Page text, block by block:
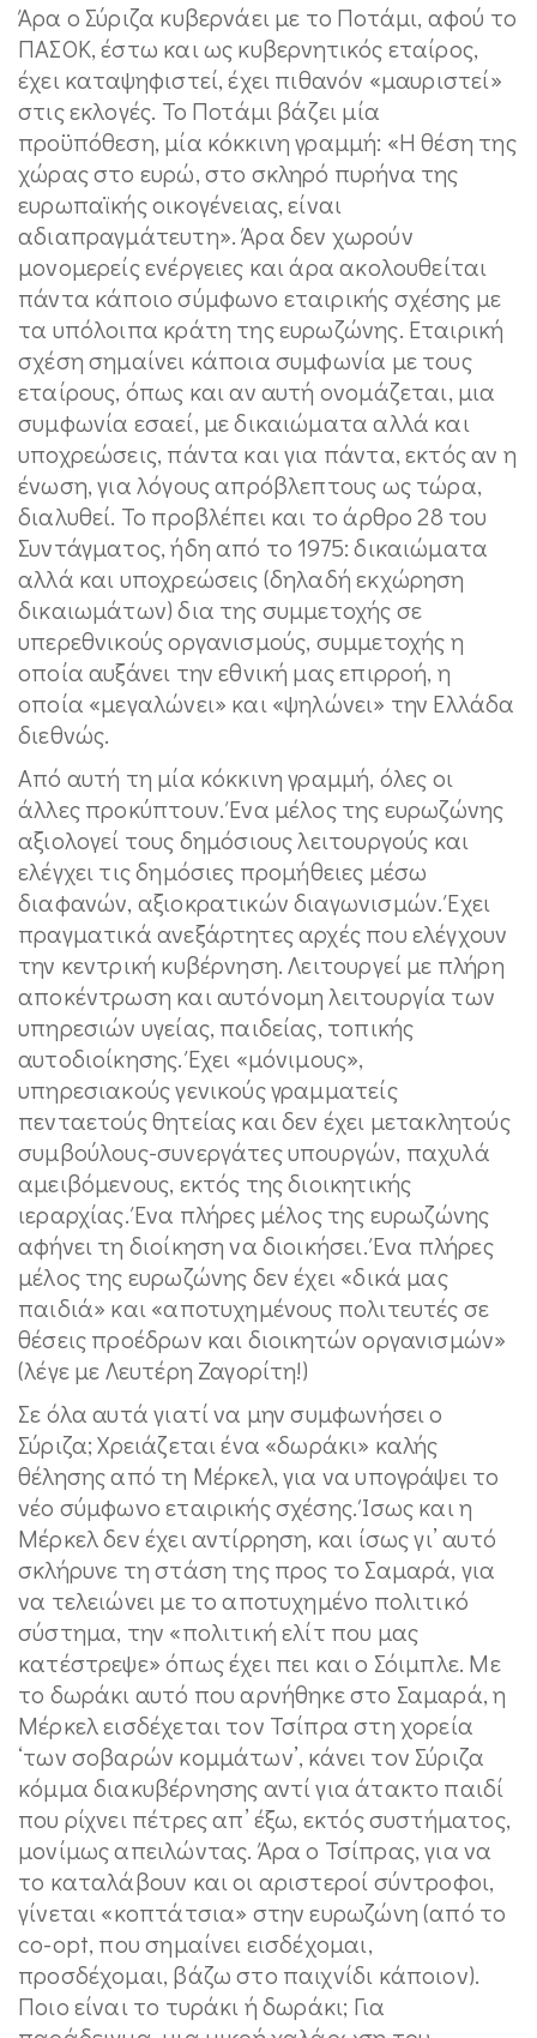
Άρα ο Σύριζα κυβερνάει με το Ποτάμι, αφού το
ΠΑΣΟΚ, έστω και ως κυβερνητικός εταίρος,
έχει καταψηφιστεί, έχει πιθανόν «μαυριστεί»
στις εκλογές. Το Ποτάμι βάζει μία
προϋπόθεση, μία κόκκινη γραμμή: «Η θέση της
χώρας στο ευρώ, στο σκληρό πυρήνα της
ευρωπαϊκής οικογένειας, είναι
αδιαπραγμάτευτη». Άρα δεν χωρούν
μονομερείς ενέργειες και άρα ακολουθείται
πάντα κάποιο σύμφωνο εταιρικής σχέσης με
τα υπόλοιπα κράτη της ευρωζώνης. Εταιρική
σχέση σημαίνει κάποια συμφωνία με τους
εταίρους, όπως και αν αυτή ονομάζεται, μια
συμφωνία εσαεί, με δικαιώματα αλλά και
υποχρεώσεις, πάντα και για πάντα, εκτός αν η
ένωση, για λόγους απρόβλεπτους ως τώρα,
διαλυθεί. Το προβλέπει και το άρθρο 28 του
Συντάγματος, ήδη από το 1975: δικαιώματα
αλλά και υποχρεώσεις (δηλαδή εκχώρηση
δικαιωμάτων) δια της συμμετοχής σε
υπερεθνικούς οργανισμούς, συμμετοχής η
οποία αυξάνει την εθνική μας επιρροή, η
οποία «μεγαλώνει» και «ψηλώνει» την Ελλάδα
διεθνώς.
Από αυτή τη μία κόκκινη γραμμή, όλες οι
άλλες προκύπτουν. Ένα μέλος της ευρωζώνης
αξιολογεί τους δημόσιους λειτουργούς και
ελέγχει τις δημόσιες προμήθειες μέσω
διαφανών, αξιοκρατικών διαγωνισμών. Έχει
πραγματικά ανεξάρτητες αρχές που ελέγχουν
την κεντρική κυβέρνηση. Λειτουργεί με πλήρη
αποκέντρωση και αυτόνομη λειτουργία των
υπηρεσιών υγείας, παιδείας, τοπικής
αυτοδιοίκησης. Έχει «μόνιμους»,
υπηρεσιακούς γενικούς γραμματείς
πενταετούς θητείας και δεν έχει μετακλητούς
συμβούλους-συνεργάτες υπουργών, παχυλά
αμειβόμενους, εκτός της διοικητικής
ιεραρχίας. Ένα πλήρες μέλος της ευρωζώνης
αφήνει τη διοίκηση να διοικήσει. Ένα πλήρες
μέλος της ευρωζώνης δεν έχει «δικά μας
παιδιά» και «αποτυχημένους πολιτευτές σε
θέσεις προέδρων και διοικητών οργανισμών»
(λέγε με Λευτέρη Ζαγορίτη!)
Σε όλα αυτά γιατί να μην συμφωνήσει ο
Σύριζα; Χρειάζεται ένα «δωράκι» καλής
θέλησης από τη Μέρκελ, για να υπογράψει το
νέο σύμφωνο εταιρικής σχέσης. Ίσως και η
Μέρκελ δεν έχει αντίρρηση, και ίσως γι’ αυτό
σκλήρυνε τη στάση της προς το Σαμαρά, για
να τελειώνει με το αποτυχημένο πολιτικό
σύστημα, την «πολιτική ελίτ που μας
κατέστρεψε» όπως έχει πει και ο Σόιμπλε. Με
το δωράκι αυτό που αρνήθηκε στο Σαμαρά, η
Μέρκελ εισδέχεται τον Τσίπρα στη χορεία
‘των σοβαρών κομμάτων’, κάνει τον Σύριζα
κόμμα διακυβέρνησης αντί για άτακτο παιδί
που ρίχνει πέτρες απ’ έξω, εκτός συστήματος,
μονίμως απειλώντας. Άρα ο Τσίπρας, για να
το καταλάβουν και οι αριστεροί σύντροφοι,
γίνεται «κοπτάτσια» στην ευρωζώνη (από το
co-opt, που σημαίνει εισδέχομαι,
προσδέχομαι, βάζω στο παιχνίδι κάποιον).
Ποιο είναι το τυράκι ή δωράκι; Για